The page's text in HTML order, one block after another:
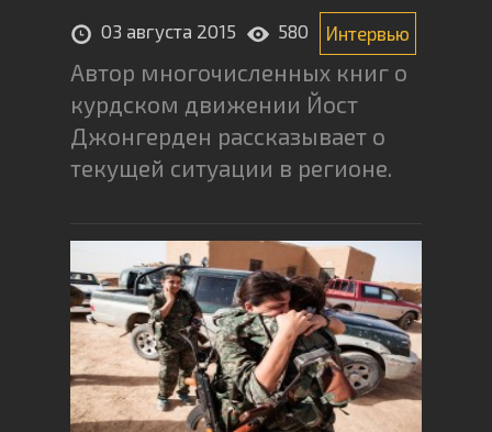
03 августа 2015 580 Интервью
Автор многочисленных книг о
курдском движении Йост
Джонгерден рассказывает о
текущей ситуации в регионе.